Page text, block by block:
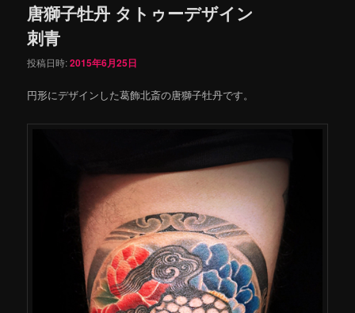
唐獅子牡丹 タトゥーデザイン
刺青
投稿日時:2015年6月25日
円形にデザインした葛飾北斎の唐獅子牡丹です。